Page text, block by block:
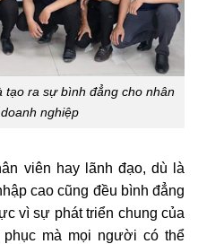
tạo ra sự bình đẳng cho nhân
nghiệp
viên hay lãnh đạo, dù là
cao cũng đều bình đẳng
vì sự phát triển chung của
mà mọi người có thể